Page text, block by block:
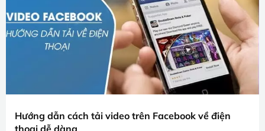
Hướng dẫn cách tải video trên Facebook về điện
thoại dễ dàng